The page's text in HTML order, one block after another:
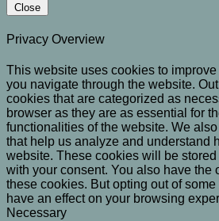
Close
Privacy Overview
This website uses cookies to
you navigate through the website.
cookies that are categorized as
browser as they are as essential for
functionalities of the website. We
that help us analyze and understand
website. These cookies will be
with your consent. You also have the
these cookies. But opting out of
have an effect on your browsing
Necessary